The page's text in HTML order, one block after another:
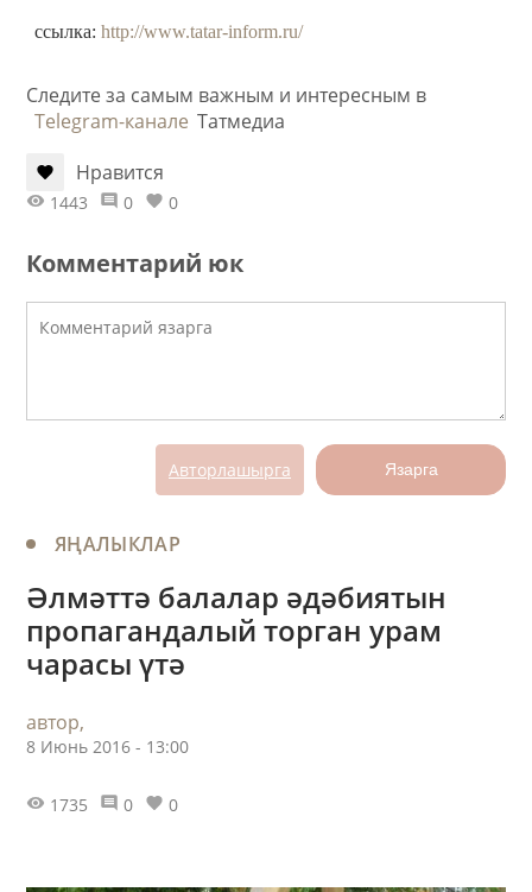
ссылка: http://www.tatar-inform.ru/
Следите за самым важным и интересным в
Telegram-канале Татмедиа
Нравится
1443 0 0
Комментарий юк
Авторлашырга Язарга
ЯҢАЛЫКЛАР
Әлмәттә балалар әдәбиятын
пропагандалый торган урам
чарасы үтә
автор,
8 Июнь 2016 - 13:00
1735 0 0